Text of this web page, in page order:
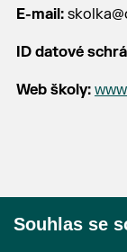
E-mail:
ID datové
Web školy:
Souhlas se